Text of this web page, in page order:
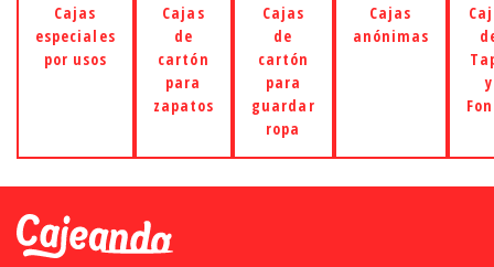
Cajas
especiales
por usos
Cajas
de
cartón
para
zapatos
Cajas
de
cartón
para
guardar
ropa
Cajas
anónimas
y